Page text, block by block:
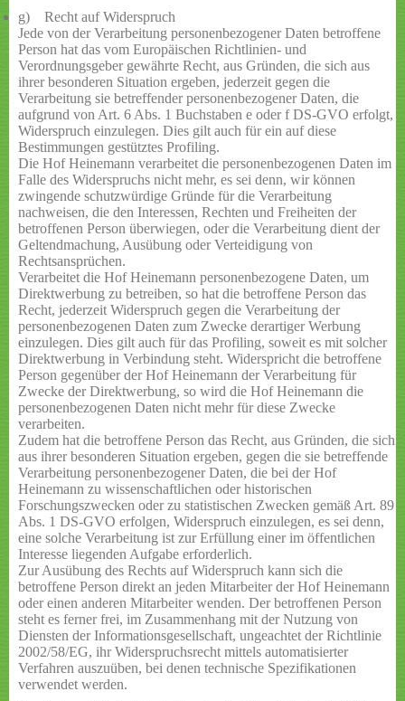
g) Recht auf Widerspruch
Jede von der Verarbeitung personenbezogener Daten betroffene
Person hat das vom Europäischen Richtlinien- und
Verordnungsgeber gewährte Recht, aus Gründen, die sich aus
ihrer besonderen Situation ergeben, jederzeit gegen die
Verarbeitung sie betreffender personenbezogener Daten, die
aufgrund von Art. 6 Abs. 1 Buchstaben e oder f DS-GVO erfolgt,
Widerspruch einzulegen. Dies gilt auch für ein auf diese
Bestimmungen gestütztes Profiling.
Die Hof Heinemann verarbeitet die personenbezogenen Daten im
Falle des Widerspruchs nicht mehr, es sei denn, wir können
zwingende schutzwürdige Gründe für die Verarbeitung
nachweisen, die den Interessen, Rechten und Freiheiten der
betroffenen Person überwiegen, oder die Verarbeitung dient der
Geltendmachung, Ausübung oder Verteidigung von
Rechtsansprüchen.
Verarbeitet die Hof Heinemann personenbezogene Daten, um
Direktwerbung zu betreiben, so hat die betroffene Person das
Recht, jederzeit Widerspruch gegen die Verarbeitung der
personenbezogenen Daten zum Zwecke derartiger Werbung
einzulegen. Dies gilt auch für das Profiling, soweit es mit solcher
Direktwerbung in Verbindung steht. Widerspricht die betroffene
Person gegenüber der Hof Heinemann der Verarbeitung für
Zwecke der Direktwerbung, so wird die Hof Heinemann die
personenbezogenen Daten nicht mehr für diese Zwecke
verarbeiten.
Zudem hat die betroffene Person das Recht, aus Gründen, die sich
aus ihrer besonderen Situation ergeben, gegen die sie betreffende
Verarbeitung personenbezogener Daten, die bei der Hof
Heinemann zu wissenschaftlichen oder historischen
Forschungszwecken oder zu statistischen Zwecken gemäß Art. 89
Abs. 1 DS-GVO erfolgen, Widerspruch einzulegen, es sei denn,
eine solche Verarbeitung ist zur Erfüllung einer im öffentlichen
Interesse liegenden Aufgabe erforderlich.
Zur Ausübung des Rechts auf Widerspruch kann sich die
betroffene Person direkt an jeden Mitarbeiter der Hof Heinemann
oder einen anderen Mitarbeiter wenden. Der betroffenen Person
steht es ferner frei, im Zusammenhang mit der Nutzung von
Diensten der Informationsgesellschaft, ungeachtet der Richtlinie
2002/58/EG, ihr Widerspruchsrecht mittels automatisierter
Verfahren auszuüben, bei denen technische Spezifikationen
verwendet werden.